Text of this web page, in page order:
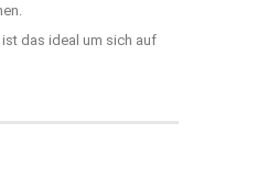
das ideal um sich auf